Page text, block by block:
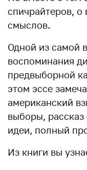
спичрайтеров, о
смыслов.
Одной из самой
воспоминания
предвыборной
этом эссе
американский
выборы,
идеи, полный
Из книги вы